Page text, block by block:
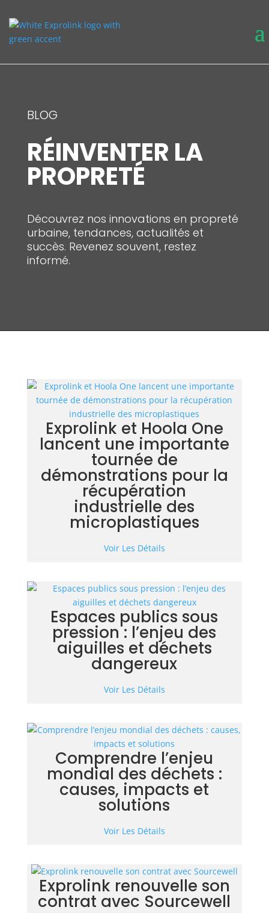
BLOG
RÉINVENTER LA
PROPRETÉ
Découvrez nos innovations en propreté
urbaine, tendances, actualités et
succès. Revenez souvent, restez
informé.
Exprolink et Hoola One
lancent une importante
tournée de
démonstrations pour la
récupération
industrielle des
microplastiques
Voir Les Détails
Espaces publics sous
pression : l’enjeu des
aiguilles et déchets
dangereux
Voir Les Détails
Comprendre l’enjeu
mondial des déchets :
causes, impacts et
solutions
Voir Les Détails
Exprolink renouvelle son
contrat avec Sourcewell